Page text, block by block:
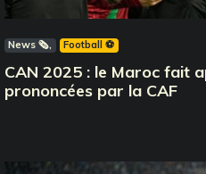
News 🗞️ Football ⚽️
CAN 2025 : le Maroc fait
prononcées par la CAF